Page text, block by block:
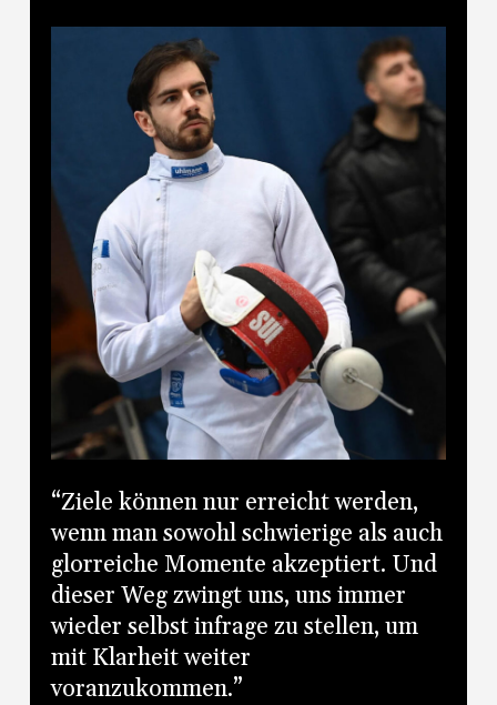
“Ziele können nur erreicht werden,
wenn man sowohl schwierige als auch
glorreiche Momente akzeptiert. Und
dieser Weg zwingt uns, uns immer
wieder selbst infrage zu stellen, um
mit Klarheit weiter
voranzukommen.”